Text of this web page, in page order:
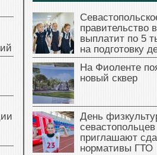
правительство
выплатит по 5
на подготовку
На Фиоленте
новый сквер
День
севастопольцев
приглашают
нормативы ГТО